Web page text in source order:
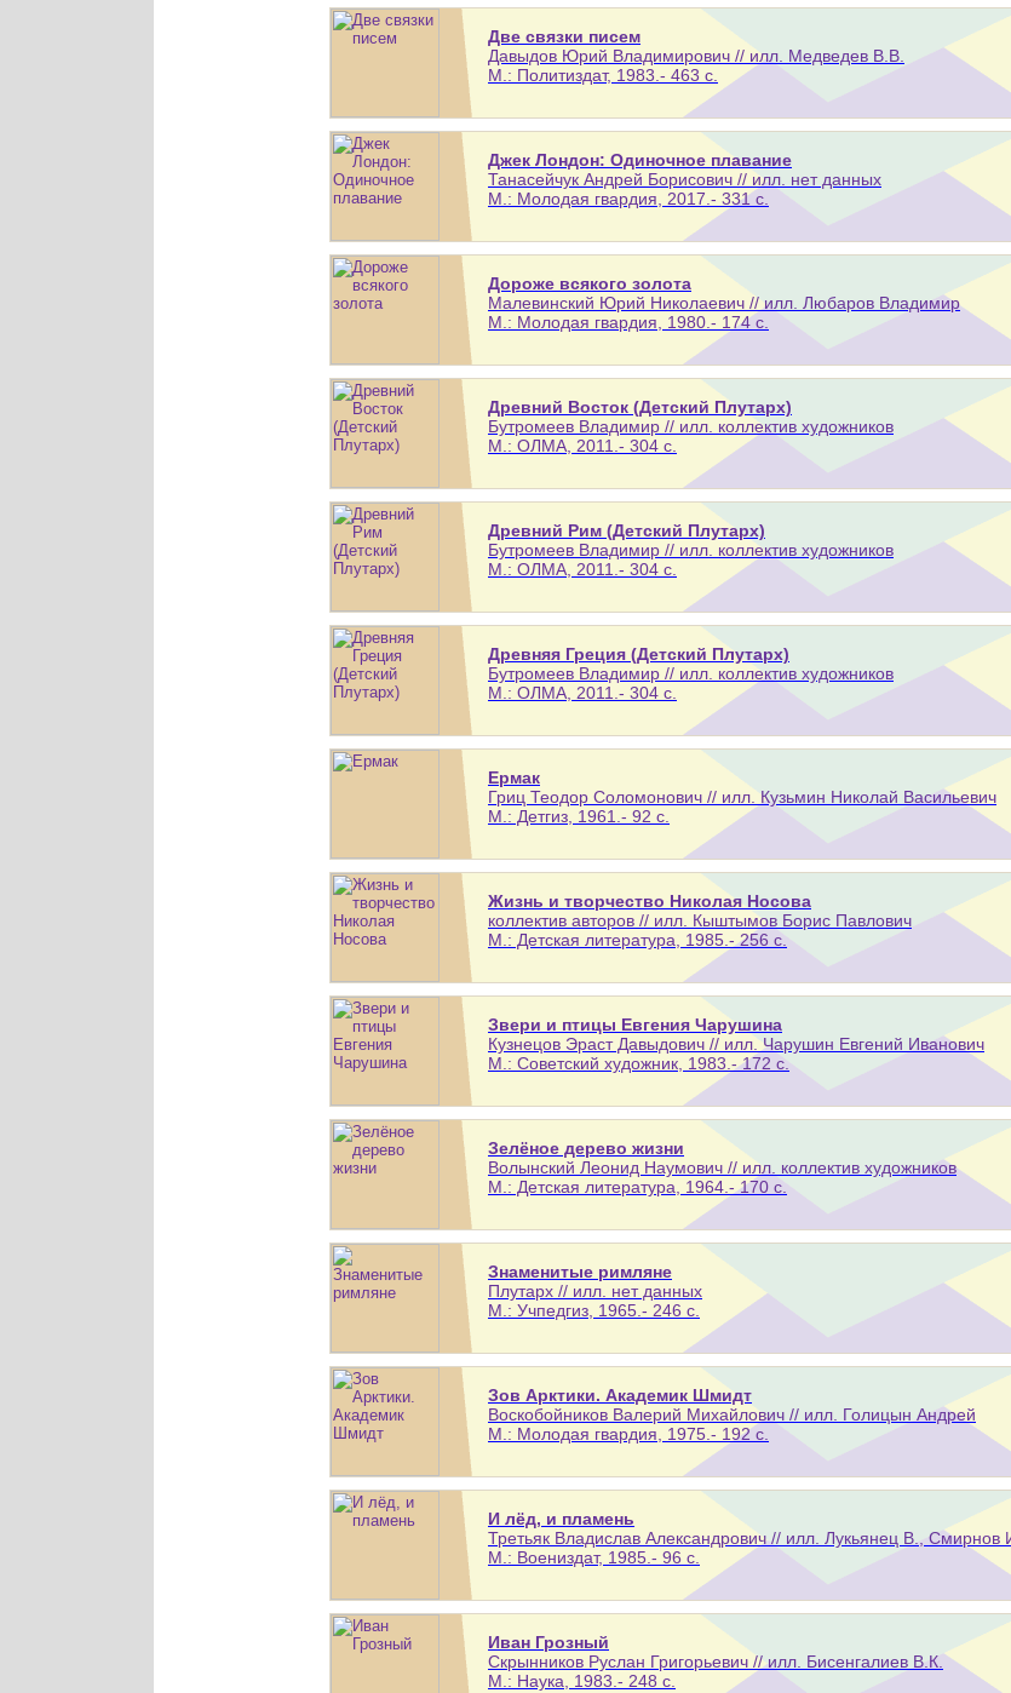
Две связки писем
Давыдов Юрий Владимирович // илл. Медведев В.В.
М.: Политиздат, 1983.- 463 с.
Джек Лондон: Одиночное плавание
Танасейчук Андрей Борисович // илл. нет данных
М.: Молодая гвардия, 2017.- 331 с.
Дороже всякого золота
Малевинский Юрий Николаевич // илл. Любаров Владимир
М.: Молодая гвардия, 1980.- 174 с.
Древний Восток (Детский Плутарх)
Бутромеев Владимир // илл. коллектив художников
М.: ОЛМА, 2011.- 304 с.
Древний Рим (Детский Плутарх)
Бутромеев Владимир // илл. коллектив художников
М.: ОЛМА, 2011.- 304 с.
Древняя Греция (Детский Плутарх)
Бутромеев Владимир // илл. коллектив художников
М.: ОЛМА, 2011.- 304 с.
Ермак
Гриц Теодор Соломонович // илл. Кузьмин Николай Васильевич
М.: Детгиз, 1961.- 92 с.
Жизнь и творчество Николая Носова
коллектив авторов // илл. Кыштымов Борис Павлович
М.: Детская литература, 1985.- 256 с.
Звери и птицы Евгения Чарушина
Кузнецов Эраст Давыдович // илл. Чарушин Евгений Иванович
М.: Советский художник, 1983.- 172 с.
Зелёное дерево жизни
Волынский Леонид Наумович // илл. коллектив художников
М.: Детская литература, 1964.- 170 с.
Знаменитые римляне
Плутарх // илл. нет данных
М.: Учпедгиз, 1965.- 246 с.
Зов Арктики. Академик Шмидт
Воскобойников Валерий Михайлович // илл. Голицын Андрей
М.: Молодая гвардия, 1975.- 192 с.
И лёд, и пламень
Третьяк Владислав Александрович // илл. Лукьянец В., Смирнов
М.: Воениздат, 1985.- 96 с.
Иван Грозный
Скрынников Руслан Григорьевич // илл. Бисенгалиев В.К.
М.: Наука, 1983.- 248 с.